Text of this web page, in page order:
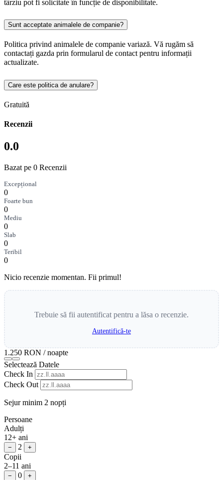
târziu pot fi solicitate în funcție de disponibilitate.
Sunt acceptate animalele de companie?
Politica privind animalele de companie variază. Vă rugăm să
contactați gazda prin formularul de contact pentru informații
actualizate.
Care este politica de anulare?
Gratuită
Recenzii
0.0
Bazat pe 0 Recenzii
Excepțional
0
Foarte bun
0
Mediu
0
Slab
0
Teribil
0
Nicio recenzie momentan. Fii primul!
Trebuie să fii autentificat pentru a lăsa o recenzie.
Autentifică-te
1.250 RON / noapte
Selectează Datele
Check In
Check Out
Sejur minim 2 nopți
Persoane
Adulți
12+ ani
− 2 +
Copii
2–11 ani
− 0 +